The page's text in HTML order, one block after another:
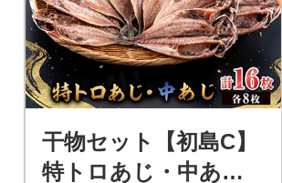
干物セット【初島C】
特トロあじ・中あじ